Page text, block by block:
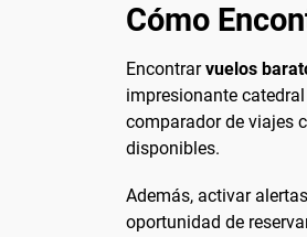
Cómo
Encontrarvuelos
impresionante
comparador de viajes
disponibles.
Además, activar
oportunidad de